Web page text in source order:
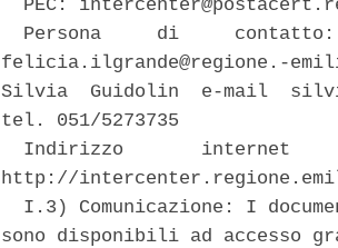
PEC:
Persona     di
felicia.ilgrande@regione.-
Silvia  Guidolin  e-mail
tel. 051/5273735
Indirizzo       internet
http://
I.3) Comunicazione: I
sono disponibili ad